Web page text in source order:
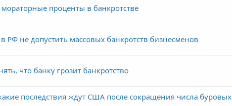
проценты в банкротстве
РФ не допустить массовых банкротств бизнесменов
что банку грозит банкротство
последствия ждут США после сокращения числа буровых